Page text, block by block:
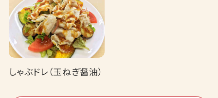
しゃぶドレ（玉ねぎ醤油）